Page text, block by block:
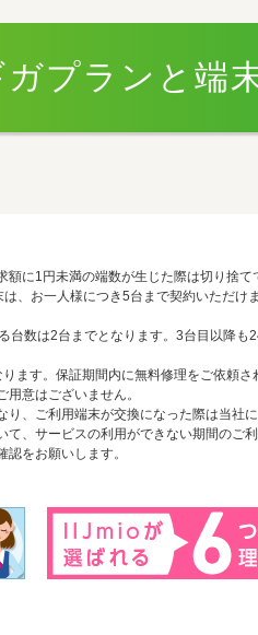
ガプランと端
額に1円未満の端数が生じた際は切り捨て
、お一人様につき5台まで契約いただ
台数は2台までとなります。3台目以降
ます。保証期間内に無料修理をご依頼
意はございません。
り、ご利用端末が交換になった際は当社
て、サービスの利用ができない期間のご
をお願いします。